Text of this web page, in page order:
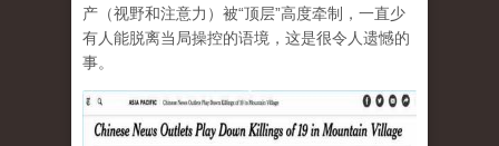
产（视野和注意力）被“顶层”高度牵制，一直少
有人能脱离当局操控的语境，这是很令人遗憾的
事。